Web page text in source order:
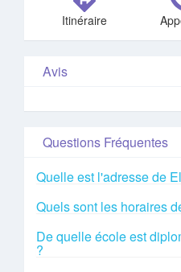
Itinéraire
Avis
Questions Fréquentes
Quelle est l'adresse de
Quels sont les horaires
De quelle école est
?